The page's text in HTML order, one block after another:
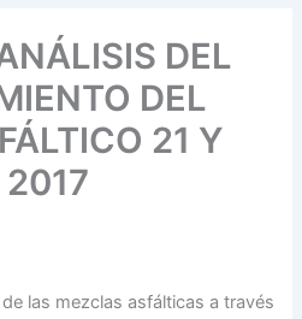
DEL
DEL
21 Y
las mezclas asfálticas a través